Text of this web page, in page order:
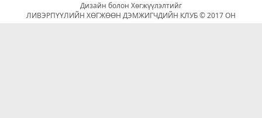
Дизайн болон Хөгжүүлэлтийг
ЛИВЭРПҮҮЛИЙН ХӨГЖӨӨН ДЭМЖИГЧДИЙН КЛУБ © 2017 ОН